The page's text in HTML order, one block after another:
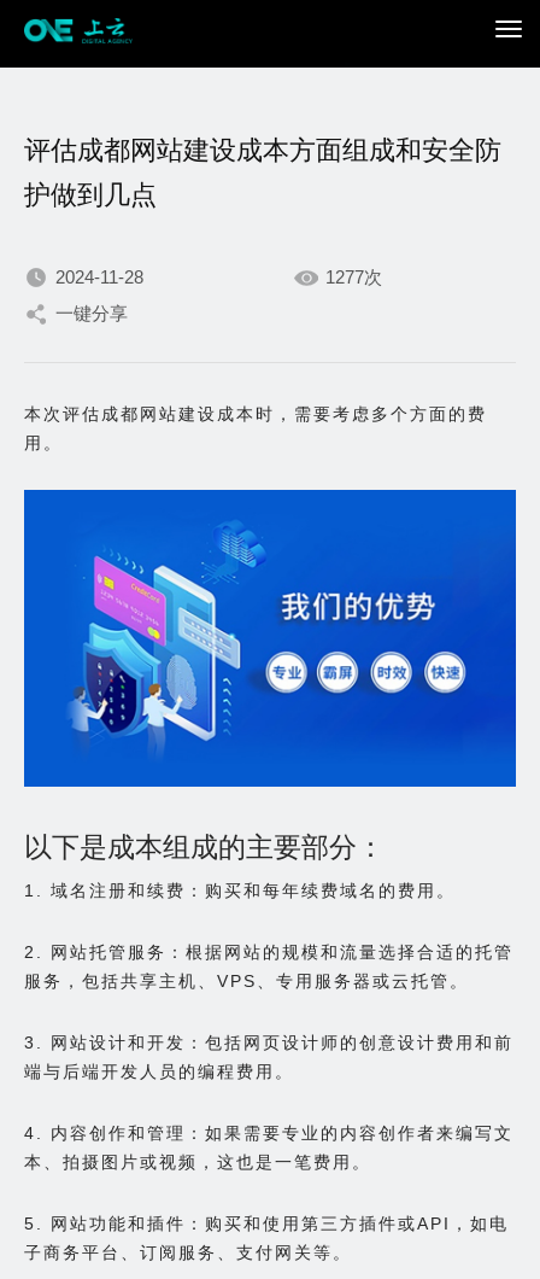
我们不断积累持续专注，
出色的你。
评估成都网站建设成本方面组成和安全防
护做到几点
2024-11-28
1277次
一键分享
本次评估成都网站建设成本时，需要考虑多个方面的费
用。
以下是成本组成的主要部分：
1. 域名注册和续费：购买和每年续费域名的费用。
2. 网站托管服务：根据网站的规模和流量选择合适的托管
服务，包括共享主机、VPS、专用服务器或云托管。
3. 网站设计和开发：包括网页设计师的创意设计费用和前
端与后端开发人员的编程费用。
4. 内容创作和管理：如果需要专业的内容创作者来编写文
本、拍摄图片或视频，这也是一笔费用。
5. 网站功能和插件：购买和使用第三方插件或API，如电
子商务平台、订阅服务、支付网关等。